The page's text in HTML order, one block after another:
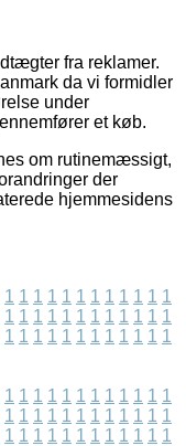
fra reklamer.
da vi formidler
under
et køb.
om rutinemæssigt,
der
hjemmesidens
1 1 1 1 1 1 1 1 1 1 1 1
1 1 1 1 1 1 1 1 1 1 1 1
1 1 1 1 1 1 1 1 1 1 1 1
1 1 1 1 1 1 1 1 1 1 1 1
1 1 1 1 1 1 1 1 1 1 1 1
1 1 1 1 1 1 1 1 1 1 1 1